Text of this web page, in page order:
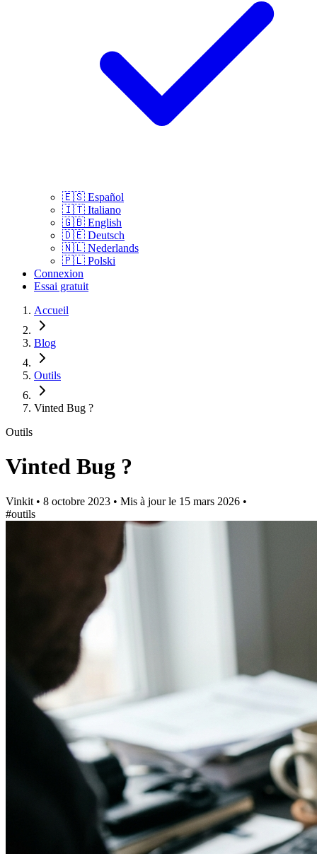
🇪🇸 Español
🇮🇹 Italiano
🇬🇧 English
🇩🇪 Deutsch
🇳🇱 Nederlands
🇵🇱 Polski
Connexion
Essai gratuit
Accueil
Blog
Outils
Vinted Bug ?
Outils
Vinted Bug ?
Vinkit • 8 octobre 2023 • Mis à jour le 15 mars 2026 •
#outils